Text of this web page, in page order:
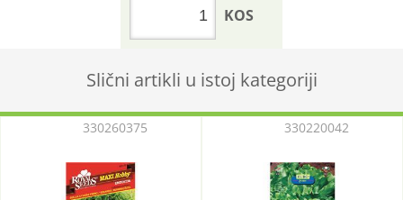
KOS
Slični artikli u istoj kategoriji
330260375 330220042